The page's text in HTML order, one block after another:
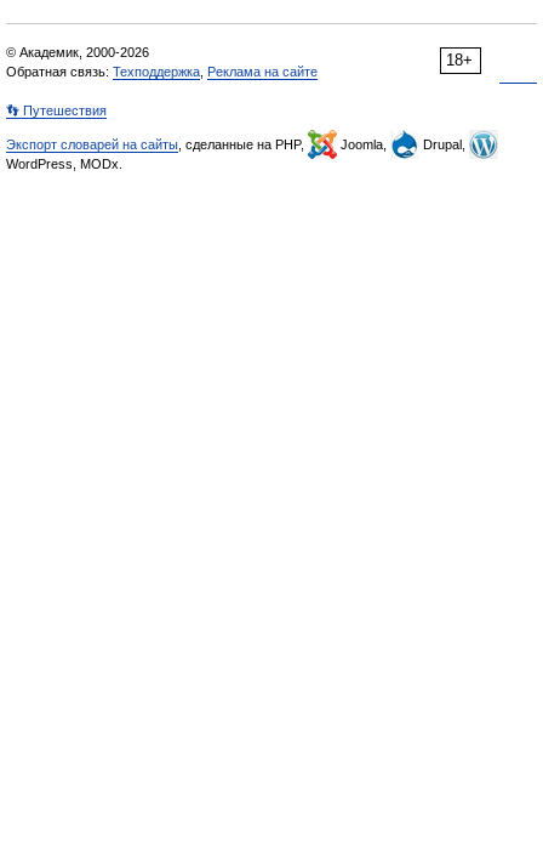
18+
© Академик, 2000-2026
Обратная связь: Техподдержка Реклама на сайте
👣 Путешествия
Экспорт словарей на сайты , сделанные на PHP, Joomla,
Drupal,
WordPress, MODx.